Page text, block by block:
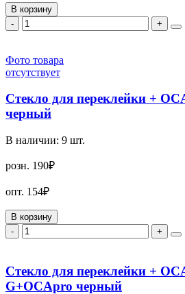
В корзину
-
+
Фото товара
отсутствует
Стекло для переклейки +
черный
В наличии: 9 шт.
розн. 190₽
опт. 154₽
В корзину
-
+
Стекло для переклейки +
G+OCApro черный